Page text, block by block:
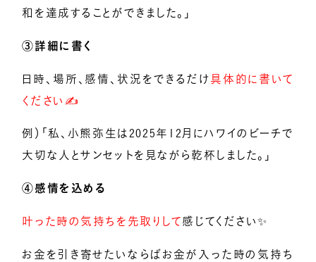
和を達成することができました。」
③詳細に書く
日時、場所、感情、状況をできるだけ具体的に書いて
ください✍️
例）「私、小熊弥生は2025年12月にハワイのビーチで
大切な人とサンセットを見ながら乾杯しました。」
④感情を込める
叶った時の気持ちを先取りして感じてください✨
お金を引き寄せたいならばお金が入った時の気持ち